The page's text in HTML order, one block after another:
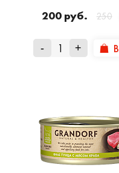
200 руб. 250
- +